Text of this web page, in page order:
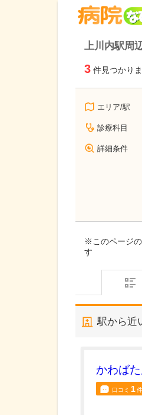
上川内駅周
3 件見つかり
エリア/駅
診療科目
詳細条件
※このページ
す
駅から近
かわば
口コミ 1件